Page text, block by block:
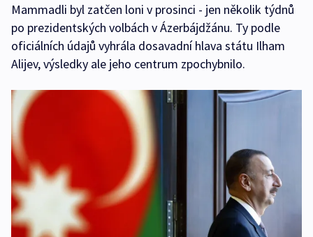
Mammadli byl zatčen loni v prosinci - jen několik týdnů
po prezidentských volbách v Ázerbájdžánu. Ty podle
oficiálních údajů vyhrála dosavadní hlava státu Ilham
Alijev, výsledky ale jeho centrum zpochybnilo.